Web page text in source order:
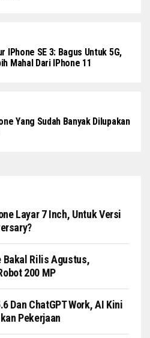
IPhone SE 3: Bagus Untuk 5G,
Mahal Dari IPhone 11
Yang Sudah Banyak Dilupakan
Layar 7 Inch, Untuk Versi
Bakal Rilis Agustus,
200 MP
Dan ChatGPT Work, AI Kini
Pekerjaan